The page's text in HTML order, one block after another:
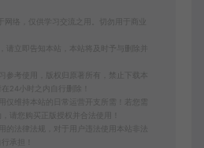
网络，仅供学习交流之用。切勿用于商业
请立即告知本站，本站将及时予与删除并
参考使用，版权归原著所有，禁止下载本
24小时之内自行删除！
仅维持本站的日常运营开支所需！若您需
请您购买正版授权并合法使用！
的法律法规，对于用户违法使用本站非法